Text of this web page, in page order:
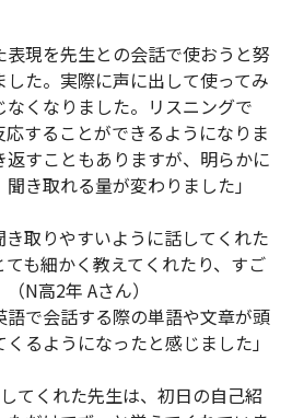
表現を先生との会話で使おうと努
た。実際に声に出して使ってみ
なくなりました。リスニングで
することができるようになりま
返すこともありますが、明らかに
き取れる量が変わりました」
き取りやすいように話してくれた
ても細かく教えてくれたり、すご
N高2年 Aさん）
語で会話する際の単語や文章が頭
るようになったと感じました」
てくれた先生は、初日の自己紹